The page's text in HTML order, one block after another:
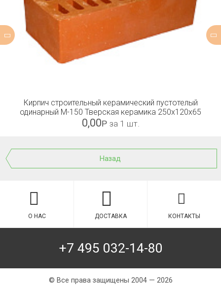
Кирпич строительный керамический пустотелый
одинарный М-150 Тверская керамика 250х120х65
0,00Р за 1 шт.
Назад
О НАС ДОСТАВКА КОНТАКТЫ
+7 495 032-14-80
© Все права защищены 2004 — 2026